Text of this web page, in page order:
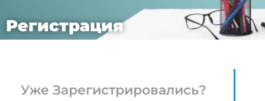
Регистрация
Уже Зарегистрировались?